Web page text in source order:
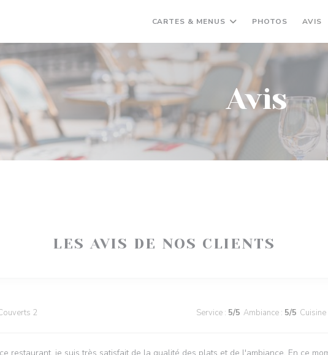
CARTES & MENUS PHOTOS AVIS
Avis
LES AVIS DE NOS CLIENTS
2 Service : 5/5 Ambiance : 5/5 Cuisine